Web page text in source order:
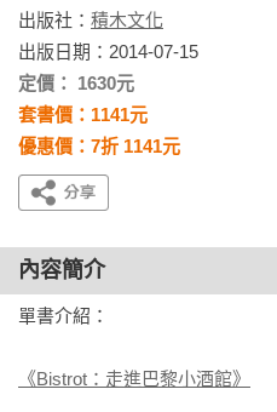
出版社： 積木文化
出版日期：2014-07-15
定價： 1630元
套書價：1141元
優惠價：7折 1141元
內容簡介
單書介紹：
《Bistrot：走進巴黎小酒館》